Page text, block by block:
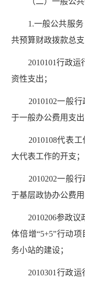
1.一般公共服务
共预算财政拨款总支
2010101行政运行
资性支出；
2010102一般行
于一般办公费用支出
2010108代表工
大代表工作的开支；
2010202一般行
于基层政协办公费用
2010206参政议政
体倍增“5+5”行动
务小站的建设；
2010301行政运